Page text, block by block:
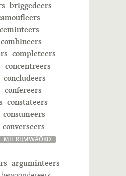
briggedeers
ceminteers
combineers
completeers
concentreers
concludeers
confereers
constateers
consumeers
converseers
MIE RIJMWÄÖRD
arguminteers